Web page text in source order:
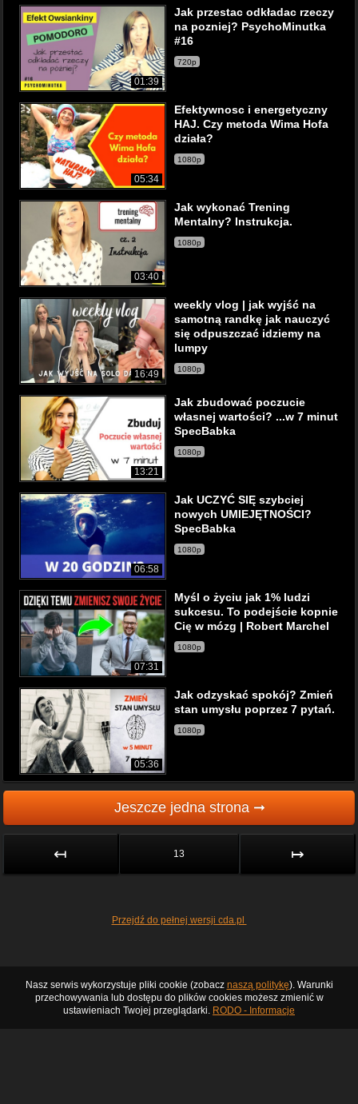
01:39
Jak przestac odkładac rzeczy
na pozniej? PsychoMinutka
#16
720p
05:34
Efektywnosc i energetyczny
HAJ. Czy metoda Wima Hofa
działa?
1080p
03:40
Jak wykonać Trening
Mentalny? Instrukcja.
1080p
16:49
weekly vlog | jak wyjść na
samotną randkę jak nauczyć
się odpuszczać idziemy na
lumpy
1080p
13:21
Jak zbudować poczucie
własnej wartości? ...w 7 minut
SpecBabka
1080p
06:58
Jak UCZYĆ SIĘ szybciej
nowych UMIEJĘTNOŚCI?
SpecBabka
1080p
07:31
Myśl o życiu jak 1% ludzi
sukcesu. To podejście kopnie
Cię w mózg | Robert Marchel
1080p
05:36
Jak odzyskać spokój? Zmień
stan umysłu poprzez 7 pytań.
1080p
Jeszcze jedna strona ➞
↤ 13 ↦
Przejdź do pełnej wersji cda.pl
Nasz serwis wykorzystuje pliki cookie (zobacz naszą politykę). Warunki
przechowywania lub dostępu do plików cookies możesz zmienić w
ustawieniach Twojej przeglądarki. RODO - Informacje